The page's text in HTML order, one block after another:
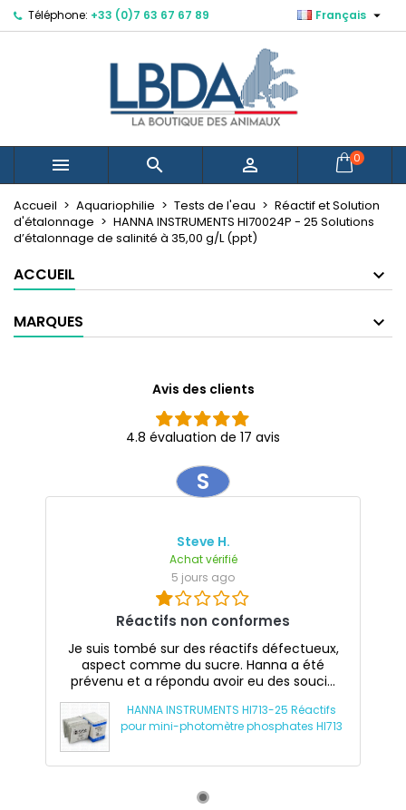
Téléphone: +33 (0)7 63 67 67 89 Français 
   0
Accueil Aquariophilie Tests de l'eau
Réactif et Solution
d'étalonnage
HANNA INSTRUMENTS HI70024P - 25 Solutions
d’étalonnage de salinité à 35,00 g/L (ppt)
ACCUEIL
MARQUES
Avis des clients
4.8 évaluation de 17 avis
S
Steve H.
Achat vérifié
5 jours ago
Réactifs non conformes
Je suis tombé sur des réactifs défectueux,
aspect comme du sucre. Hanna a été
prévenu et a répondu avoir eu des souci...
HANNA INSTRUMENTS HI713-25 Réactifs
pour mini-photomètre phosphates HI713
Mes listes d'envies ×
Créer une nouvelle liste
Créer une liste d'envies ×
Nom de la liste d'envies
Annuler Créer une liste d'envies
Connexion ×
Vous devez être connecté pour ajouter des produits
à votre liste d'envies.
Annuler Connexion